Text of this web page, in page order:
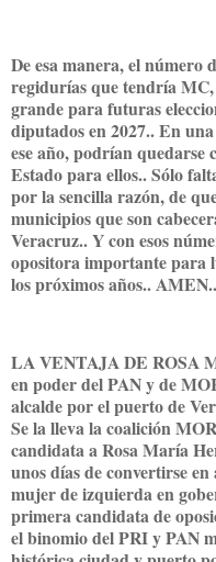
De esa manera, el número
regidurías que tendría
grande para futuras
diputados en 2027.. En
ese año, podrían quedarse
Estado para ellos.. Sólo
por la sencilla razón, de
municipios que son
Veracruz.. Y con esos
opositora importante para
los próximos años.. AMEN..
LA VENTAJA DE ROSA
en poder del PAN y de
alcalde por el puerto de
Se la lleva la coalición
candidata a Rosa María
unos días de convertirse
mujer de izquierda en
primera candidata de
el binomio del PRI y PAN